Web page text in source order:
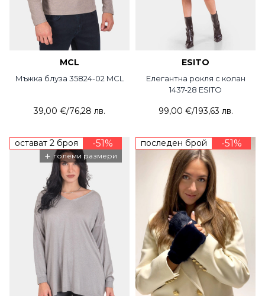
MCL
Мъжка блуза 35824-02 MCL
39,00 €/76,28 лв.
ESITO
Елегантна рокля с колан
1437-28 ESITO
99,00 €/193,63 лв.
остават 2 броя -51%
+ големи размери
последен брой -51%